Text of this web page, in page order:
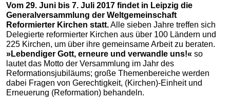
Vom 29. Juni bis 7. Juli 2017 findet in Leipzig die
Generalversammlung der Weltgemeinschaft
Reformierter Kirchen statt.Alle sieben Jahre treffen sich
Delegierte reformierter Kirchen aus über 100 Ländern und
225 Kirchen, um über ihre gemeinsame Arbeit zu beraten.
»Lebendiger Gott, erneure und verwandle uns!« so
lautet das Motto der Versammlung im Jahr des
Reformationsjubiläums; große Themenbereiche werden
dabei Fragen von Gerechtigkeit, (Kirchen)-Einheit und
Erneuerung (Reformation) behandeln.